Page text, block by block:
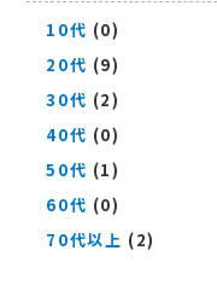
10代 (0)
20代 (9)
30代 (2)
40代 (0)
50代 (1)
60代 (0)
70代以上 (2)